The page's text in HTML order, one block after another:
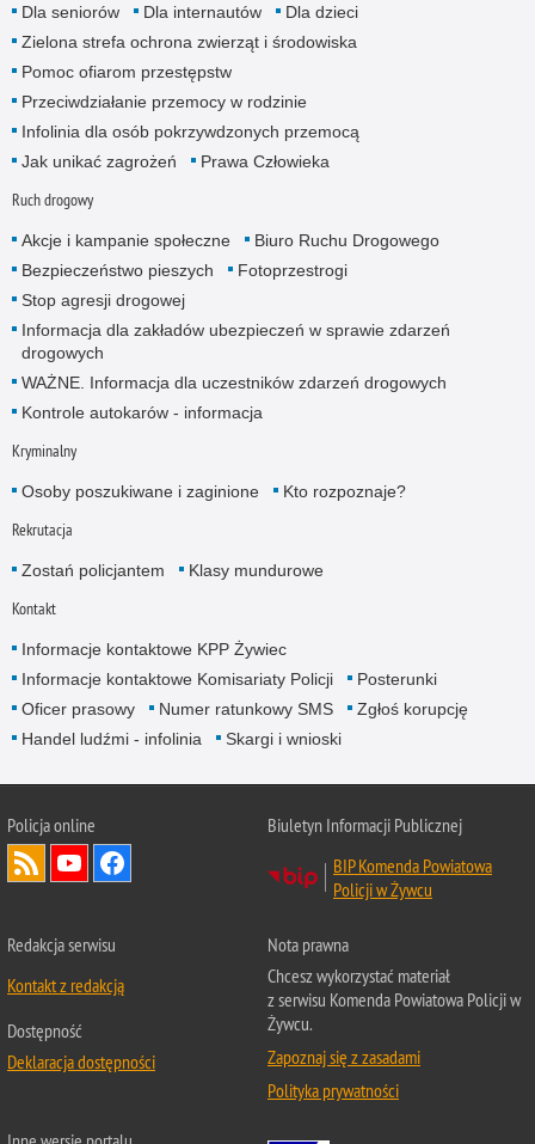
Dla seniorów
Dla internautów
Dla dzieci
Zielona strefa ochrona zwierząt i środowiska
Pomoc ofiarom przestępstw
Przeciwdziałanie przemocy w rodzinie
Infolinia dla osób pokrzywdzonych przemocą
Jak unikać zagrożeń
Prawa Człowieka
Ruch drogowy
Akcje i kampanie społeczne
Biuro Ruchu Drogowego
Bezpieczeństwo pieszych
Fotoprzestrogi
Stop agresji drogowej
Informacja dla zakładów ubezpieczeń w sprawie zdarzeń
drogowych
WAŻNE. Informacja dla uczestników zdarzeń drogowych
Kontrole autokarów - informacja
Kryminalny
Osoby poszukiwane i zaginione Kto rozpoznaje?
Rekrutacja
Zostań policjantem Klasy mundurowe
Kontakt
Informacje kontaktowe KPP Żywiec
Informacje kontaktowe Komisariaty Policji
Posterunki
Oficer prasowy
Numer ratunkowy SMS
Zgłoś korupcję
Handel ludźmi - infolinia
Skargi i wnioski
Policja online
Biuletyn Informacji Publicznej
BIP Komenda Powiatowa
Policji w Żywcu
Redakcja serwisu
Kontakt z redakcją
Dostępność
Deklaracja dostępności
Nota prawna
Chcesz wykorzystać materiał
z serwisu Komenda Powiatowa Policji w
Żywcu.
Zapoznaj się z zasadami
Polityka prywatności